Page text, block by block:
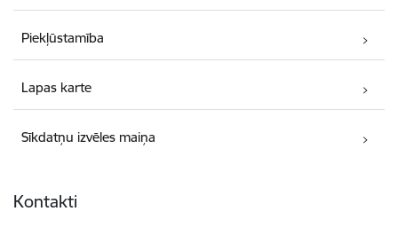
Piekļūstamība
Lapas karte
Sīkdatņu izvēles maiņa
Kontakti